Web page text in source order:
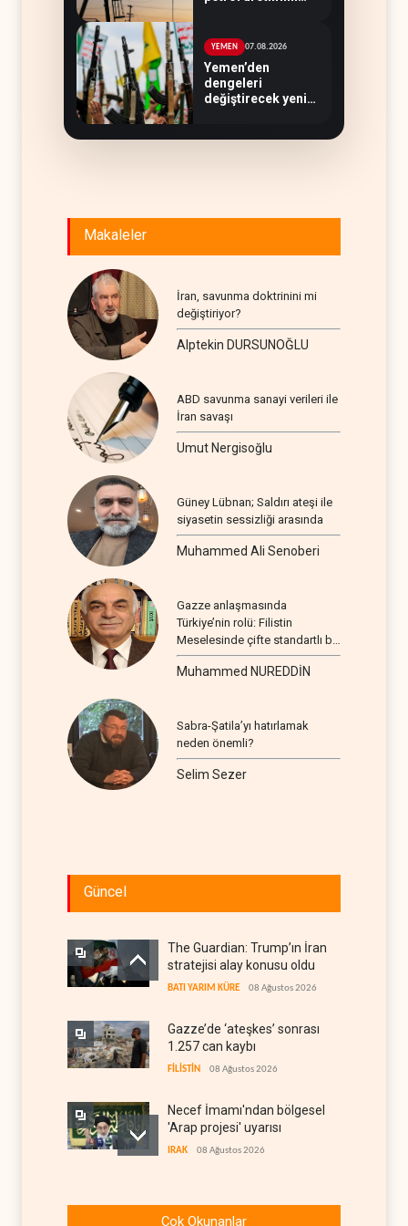
YEMEN 07.08.2026
Yemen’den
dengeleri
değiştirecek yeni
Makaleler
İran, savunma doktrinini mi
değiştiriyor?
Alptekin DURSUNOĞLU
ABD savunma sanayi verileri ile
İran savaşı
Umut Nergisoğlu
Güney Lübnan; Saldırı ateşi ile
siyasetin sessizliği arasında
Muhammed Ali Senoberi
Gazze anlaşmasında
Türkiye’nin rolü: Filistin
Meselesinde çifte standartlı bir
seyir
Muhammed NUREDDİN
Sabra-Şatila’yı hatırlamak
neden önemli?
Selim Sezer
Güncel
The Guardian: Trump’ın İran
stratejisi alay konusu oldu
BATI YARIM KÜRE 08 Ağustos 2026
Gazze’de ‘ateşkes’ sonrası
1.257 can kaybı
FİLİSTİN 08 Ağustos 2026
Necef İmamı'ndan bölgesel
'Arap projesi' uyarısı
IRAK 08 Ağustos 2026
da yetmedi: Hürmüz’de
Çok Okunanlar